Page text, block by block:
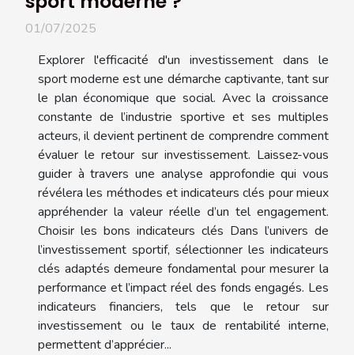
01/07/2025
Explorer l'efficacité d'un investissement dans le
sport moderne est une démarche captivante, tant sur
le plan économique que social. Avec la croissance
constante de l’industrie sportive et ses multiples
acteurs, il devient pertinent de comprendre comment
évaluer le retour sur investissement. Laissez-vous
guider à travers une analyse approfondie qui vous
révélera les méthodes et indicateurs clés pour mieux
appréhender la valeur réelle d’un tel engagement.
Choisir les bons indicateurs clés Dans l’univers de
l’investissement sportif, sélectionner les indicateurs
clés adaptés demeure fondamental pour mesurer la
performance et l’impact réel des fonds engagés. Les
indicateurs financiers, tels que le retour sur
investissement ou le taux de rentabilité interne,
permettent d’apprécier...